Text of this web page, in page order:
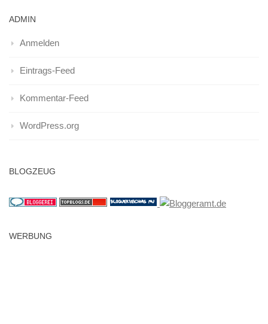
ADMIN
Anmelden
Eintrags-Feed
Kommentar-Feed
WordPress.org
BLOGZEUG
WERBUNG